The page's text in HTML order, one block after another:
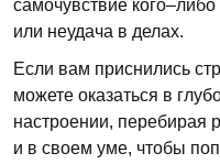
самочувствие
или неудача в делах.
Если вам приснились
можете оказаться в
настроении, перебирая
и в своем уме, чтобы